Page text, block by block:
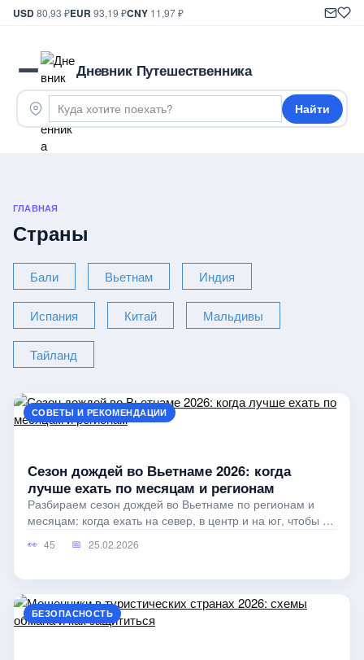
USD80,93 ₽EUR 93,19 ₽CNY 11,97 ₽
Дневник Путешественника
Найти
ГЛАВНАЯ
Страны
Бали Вьетнам Индия
Испания Китай Мальдивы
Тайланд
СОВЕТЫ И РЕКОМЕНДАЦИИ
Сезон дождей во Вьетнаме 2026: когда
лучше ехать по месяцам и регионам
45 25.02.2026
Разбираем сезон дождей во Вьетнаме по регионам и
месяцам: когда ехать на север, в центр и на юг, чтобы не
БЕЗОПАСНОСТЬ